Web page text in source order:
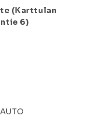
(Karttulan
6)